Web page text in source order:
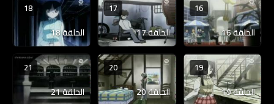
16
الحلقة 16
17
الحلقة 17
18
الحلقة 18
19
الحلقة 19
20
الحلقة 20
21
الحلقة 21